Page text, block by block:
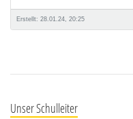
Erstellt: 28.01.24, 20:25
Unser Schulleiter